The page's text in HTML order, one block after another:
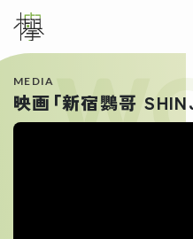
メインナビゲーション
WORKS
ABOUT US
私たちについて
MEDIA
映画「新宿鸚哥